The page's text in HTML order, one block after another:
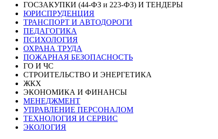
ГОСЗАКУПКИ (44-ФЗ и 223-ФЗ) И ТЕНДЕРЫ
ЮРИСПРУДЕНЦИЯ
ТРАНСПОРТ И АВТОДОРОГИ
ПЕДАГОГИКА
ПСИХОЛОГИЯ
ОХРАНА ТРУДА
ПОЖАРНАЯ БЕЗОПАСНОСТЬ
ГО И ЧС
СТРОИТЕЛЬСТВО И ЭНЕРГЕТИКА
ЖКХ
ЭКОНОМИКА И ФИНАНСЫ
МЕНЕДЖМЕНТ
УПРАВЛЕНИЕ ПЕРСОНАЛОМ
ТЕХНОЛОГИЯ И СЕРВИС
ЭКОЛОГИЯ